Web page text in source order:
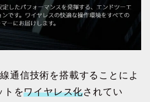
通信技術を搭載することによ
トをワイヤレス化されてい